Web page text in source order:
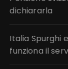
dichiararla
Italia Spurghi
funziona il